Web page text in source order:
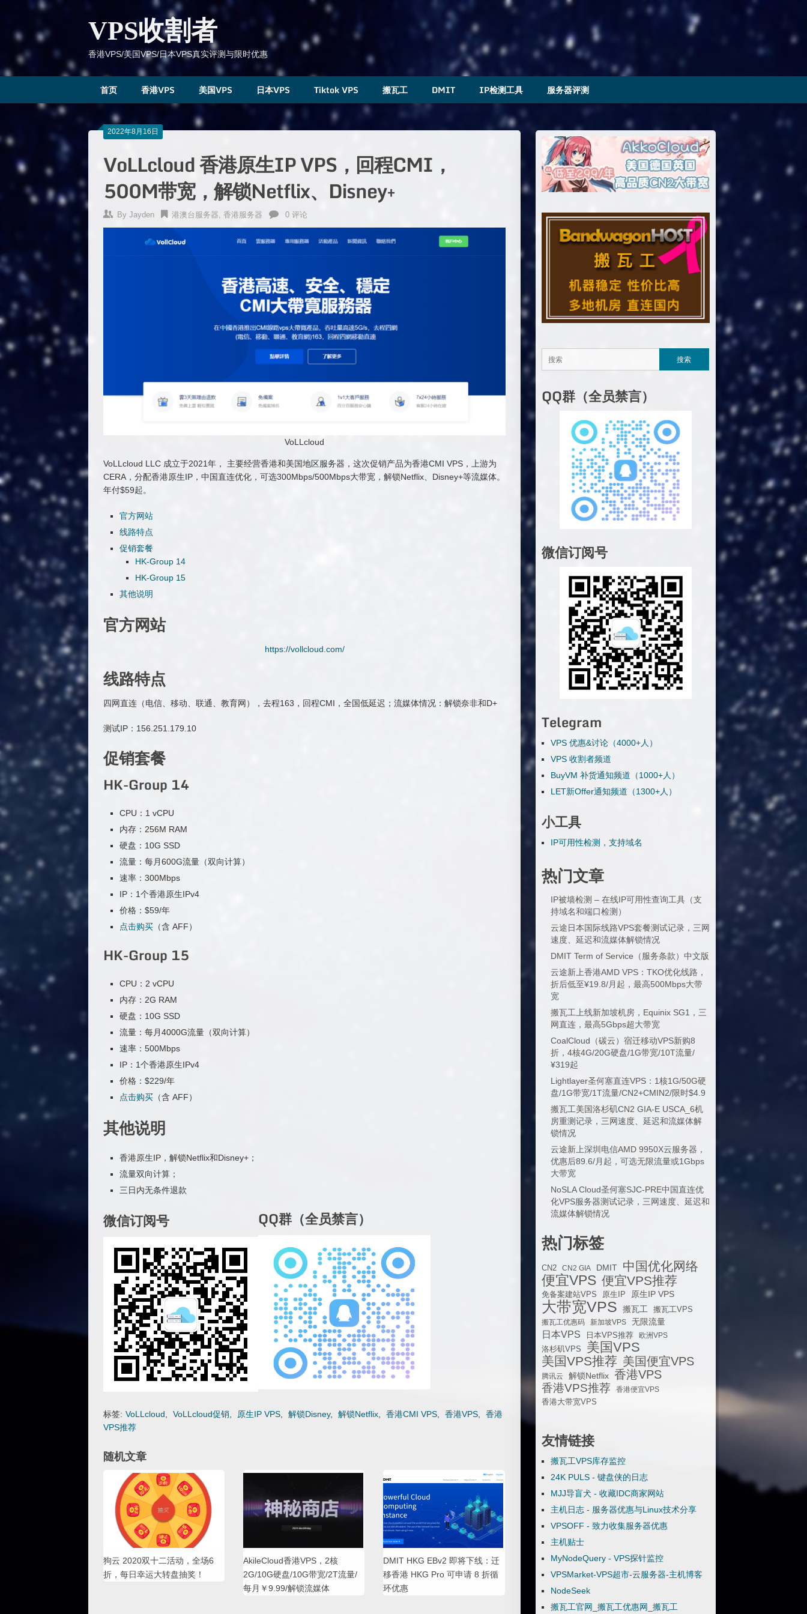
VPS收割者
香港VPS/美国VPS/日本VPS真实评测与限时优惠
首页 香港VPS 美国VPS 日本VPS Tiktok VPS 搬瓦工 DMIT IP检测工具 服务器评测
2022年8月16日
VoLLcloud 香港原生IP VPS，回程CMI，
500M带宽，解锁Netflix、Disney+
By Jayden 港澳台服务器, 香港服务器 0 评论
VoLLcloud
VoLLcloud LLC 成立于2021年， 主要经营香港和美国地区服务器，这次促销产品为香港CMI VPS，上游为
CERA，分配香港原生IP，中国直连优化，可选300Mbps/500Mbps大带宽，解锁Netflix、Disney+等流媒体。
年付$59起。
官方网站
线路特点
促销套餐
HK-Group 14
HK-Group 15
其他说明
官方网站
https://vollcloud.com/
线路特点
四网直连（电信、移动、联通、教育网），去程163，回程CMI，全国低延迟；流媒体情况：解锁奈非和D+
测试IP：156.251.179.10
促销套餐
HK-Group 14
CPU：1 vCPU
内存：256M RAM
硬盘：10G SSD
流量：每月600G流量（双向计算）
速率：300Mbps
IP：1个香港原生IPv4
价格：$59/年
点击购买（含 AFF）
HK-Group 15
CPU：2 vCPU
内存：2G RAM
硬盘：10G SSD
流量：每月4000G流量（双向计算）
速率：500Mbps
IP：1个香港原生IPv4
价格：$229/年
点击购买（含 AFF）
其他说明
香港原生IP，解锁Netflix和Disney+；
流量双向计算；
三日内无条件退款
微信订阅号 QQ群（全员禁言）
标签: VoLLcloud VoLLcloud促销 原生IP VPS 解锁Disney, 解锁Netflix 香港CMI VPS 香港VPS
香港
VPS推荐
随机文章
狗云 2020双十二活动，全场6
折，每日幸运大转盘抽奖！
AkileCloud香港VPS，2核
2G/10G硬盘/10G带宽/2T流量/
每月￥9.99/解锁流媒体
DMIT HKG EBv2 即将下线：迁
移香港 HKG Pro 可申请 8 折循
环优惠
QQ群（全员禁言）
微信订阅号
Telegram
VPS 优惠&讨论（4000+人）
VPS 收割者频道
BuyVM 补货通知频道（1000+人）
LET新Offer通知频道（1300+人）
小工具
IP可用性检测，支持域名
热门文章
IP被墙检测 – 在线IP可用性查询工具（支
持域名和端口检测）
云途日本国际线路VPS套餐测试记录，三网
速度、延迟和流媒体解锁情况
DMIT Term of Service（服务条款）中文版
云途新上香港AMD VPS：TKO优化线路，
折后低至¥19.8/月起，最高500Mbps大带
宽
搬瓦工上线新加坡机房，Equinix SG1，三
网直连，最高5Gbps超大带宽
CoalCloud（碳云）宿迁移动VPS新购8
折，4核4G/20G硬盘/1G带宽/10T流量/
¥319起
Lightlayer圣何塞直连VPS：1核1G/50G硬
盘/1G带宽/1T流量/CN2+CMIN2/限时$4.9
搬瓦工美国洛杉矶CN2 GIA-E USCA_6机
房重测记录，三网速度、延迟和流媒体解
锁情况
云途新上深圳电信AMD 9950X云服务器，
优惠后89.6/月起，可选无限流量或1Gbps
大带宽
NoSLA Cloud圣何塞SJC-PRE中国直连优
化VPS服务器测试记录，三网速度、延迟和
流媒体解锁情况
热门标签
CN2 CN2 GIA DMIT 中国优化网络
便宜VPS 便宜VPS推荐
免备案建站VPS 原生IP 原生IP VPS
大带宽VPS 搬瓦工
搬瓦工VPS
搬瓦工优惠码
新加坡VPS 无限流量
日本VPS 日本VPS推荐
欧洲VPS
洛杉矶VPS
美国VPS
美国VPS推荐 美国便宜VPS
腾讯云 解锁Netflix 香港VPS
香港VPS推荐
香港便宜VPS
香港大带宽VPS
友情链接
搬瓦工VPS库存监控
24K PULS - 键盘侠的日志
MJJ导盲犬 - 收藏IDC商家网站
主机日志 - 服务器优惠与Linux技术分享
VPSOFF - 致力收集服务器优惠
主机贴士
MyNodeQuery - VPS探针监控
VPSMarket-VPS超市-云服务器-主机博客
NodeSeek
搬瓦工官网_搬瓦工优惠网_搬瓦工